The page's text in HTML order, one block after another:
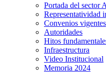
Portada del sector
Representatividad
Convenios vigentes
Autoridades
Hitos
Infraestructura
Video Institucional
Memoria 2024